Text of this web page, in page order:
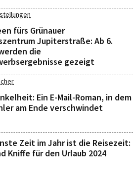
fürs Grünauer
Jupiterstraße: Ab 6.
die
gezeigt
Ein E-Mail-Roman, in dem
am Ende verschwindet
Zeit im Jahr ist die Reisezeit:
Kniffe für den Urlaub 2024